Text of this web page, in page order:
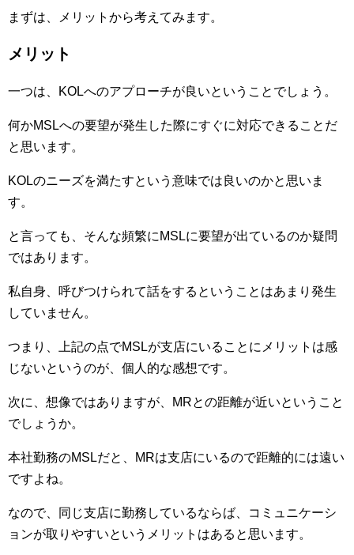
まずは、メリットから考えてみます。
メリット
一つは、KOLへのアプローチが良いということでしょう。
何かMSLへの要望が発生した際にすぐに対応できることだ
と思います。
KOLのニーズを満たすという意味では良いのかと思いま
す。
と言っても、そんな頻繁にMSLに要望が出ているのか疑問
ではあります。
私自身、呼びつけられて話をするということはあまり発生
していません。
つまり、上記の点でMSLが支店にいることにメリットは感
じないというのが、個人的な感想です。
次に、想像ではありますが、MRとの距離が近いということ
でしょうか。
本社勤務のMSLだと、MRは支店にいるので距離的には遠い
ですよね。
なので、同じ支店に勤務しているならば、コミュニケーシ
ョンが取りやすいというメリットはあると思います。